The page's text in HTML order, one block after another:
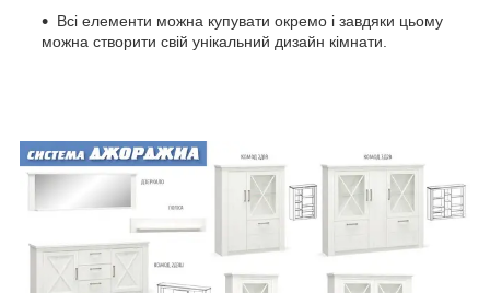
Всі елементи можна купувати окремо і завдяки цьому
можна створити свій унікальний дизайн кімнати.